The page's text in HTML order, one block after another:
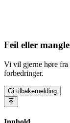
Feil eller
Vi vil gjerne høre fra
forbedringer.
Gi tilbakemelding